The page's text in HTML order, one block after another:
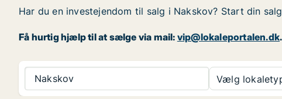
Har du en investejendom til salg i Nakskov? Start din
Få hurtig hjælp til at sælge via mail: vip@lokaleportalen.dk.
Nakskov Vælg